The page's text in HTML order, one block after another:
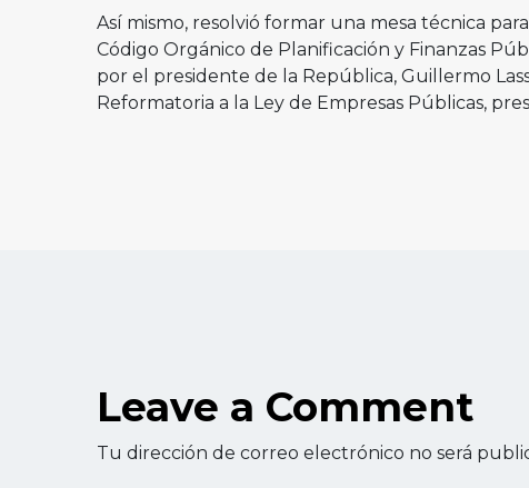
Así mismo, resolvió formar una mesa técnica
Código Orgánico de Planificación y Finanzas
por el presidente de la República, Guillermo
Reformatoria a la Ley de Empresas Públicas,
Leave a Comment
Tu dirección de correo electrónico no será